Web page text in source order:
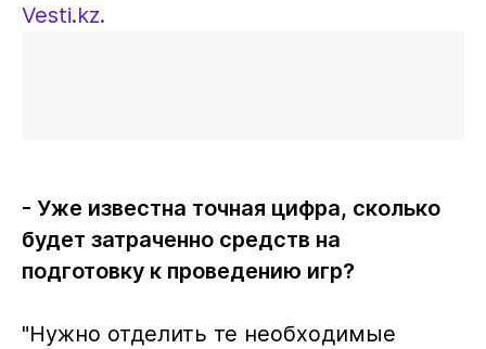
Vesti.kz.
- Уже известна точная цифра, сколько
будет затраченно средств на
подготовку к проведению игр?
"Нужно отделить те необходимые